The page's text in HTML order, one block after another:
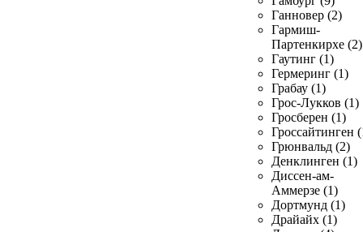
Ганновер (2)
Гармиш-
Партенкирхе (2)
Гаутинг (1)
Гермеринг (1)
Грабау (1)
Грос-Лукков (1)
Гросберен (1)
Гроссайтинген
Грюнвальд (2)
Денклинген (1)
Диссен-ам-
Аммерзе (1)
Дортмунд (1)
Драйайх (1)